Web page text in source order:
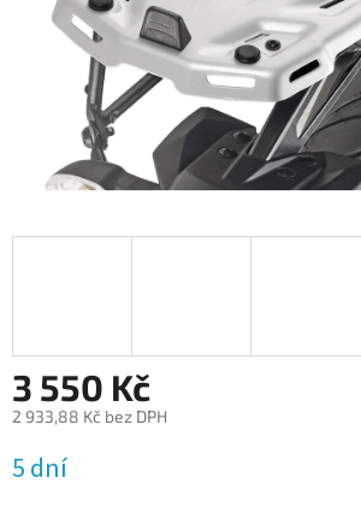
3 550 Kč
2 933,88 Kč bez DPH
cena:
5 dní